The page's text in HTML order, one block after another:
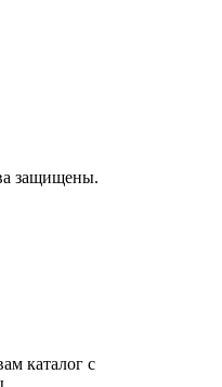
защищены.
каталог с